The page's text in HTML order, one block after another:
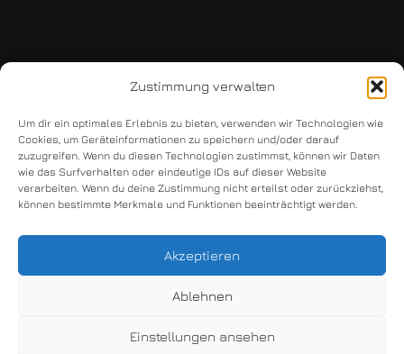
Zustimmung verwalten
Um dir ein optimales Erlebnis zu bieten, verwenden wir Technologien wie
Cookies, um Geräteinformationen zu speichern und/oder darauf
zuzugreifen. Wenn du diesen Technologien zustimmst, können wir Daten
wie das Surfverhalten oder eindeutige IDs auf dieser Website
verarbeiten. Wenn du deine Zustimmung nicht erteilst oder zurückziehst,
können bestimmte Merkmale und Funktionen beeinträchtigt werden.
Akzeptieren
Ablehnen
Einstellungen ansehen
Copyright © 2026 Claudia Bulut